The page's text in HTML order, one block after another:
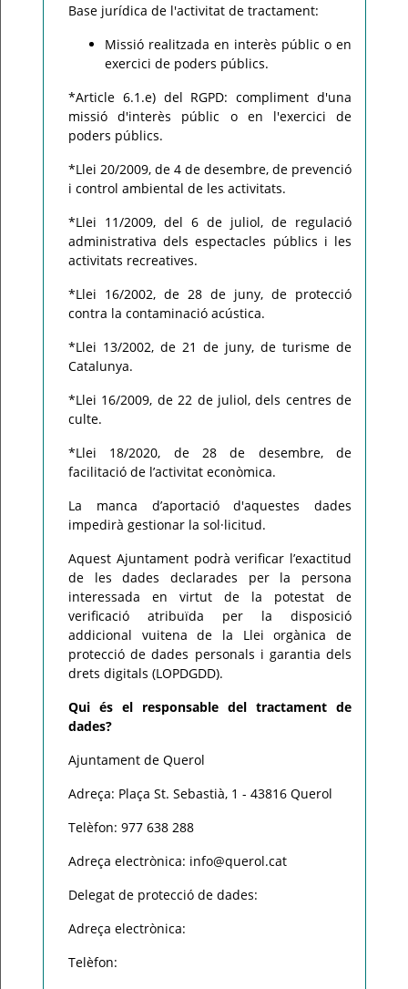
Base jurídica de l'activitat de tractament:
Missió realitzada en interès públic o en
exercici de poders públics.
*Article 6.1.e) del RGPD: compliment d'una
missió d'interès públic o en l'exercici de
poders públics.
*Llei 20/2009, de 4 de desembre, de prevenció
i control ambiental de les activitats.
*Llei 11/2009, del 6 de juliol, de regulació
administrativa dels espectacles públics i les
activitats recreatives.
*Llei 16/2002, de 28 de juny, de protecció
contra la contaminació acústica.
*Llei 13/2002, de 21 de juny, de turisme de
Catalunya.
*Llei 16/2009, de 22 de juliol, dels centres de
culte.
*Llei 18/2020, de 28 de desembre, de
facilitació de l’activitat econòmica.
La manca d’aportació d'aquestes dades
impedirà gestionar la sol·licitud.
Aquest Ajuntament podrà verificar l’exactitud
de les dades declarades per la persona
interessada en virtut de la potestat de
verificació atribuïda per la disposició
addicional vuitena de la Llei orgànica de
protecció de dades personals i garantia dels
drets digitals (LOPDGDD).
Qui és el responsable del tractament de
dades?
Ajuntament de Querol
Adreça: Plaça St. Sebastià, 1 - 43816 Querol
Telèfon: 977 638 288
Adreça electrònica: info@querol.cat
Delegat de protecció de dades:
Adreça electrònica:
Telèfon: